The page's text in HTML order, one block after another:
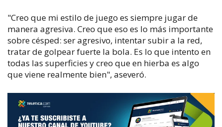
"Creo que mi estilo de juego es siempre jugar de
manera agresiva. Creo que eso es lo más importante
sobre césped: ser agresivo, intentar subir a la red,
tratar de golpear fuerte la bola. Es lo que intento en
todas las superficies y creo que en hierba es algo
que viene realmente bien", aseveró.